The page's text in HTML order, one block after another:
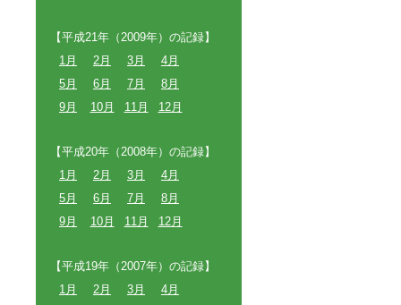
【平成21年（2009年）の記録】
1月
2月 3月
4月
5月
6月 7月
8月
9月
10月 11月 12月
【平成20年（2008年）の記録】
1月
2月 3月
4月
5月
6月 7月
8月
9月
10月 11月 12月
【平成19年（2007年）の記録】
1月
2月 3月
4月